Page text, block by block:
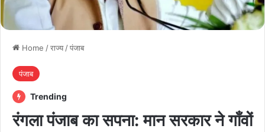
Home /राज्य /पंजाब
पंजाब
Trending
रंगला पंजाब का सपना: मान सरकार ने गाँवों